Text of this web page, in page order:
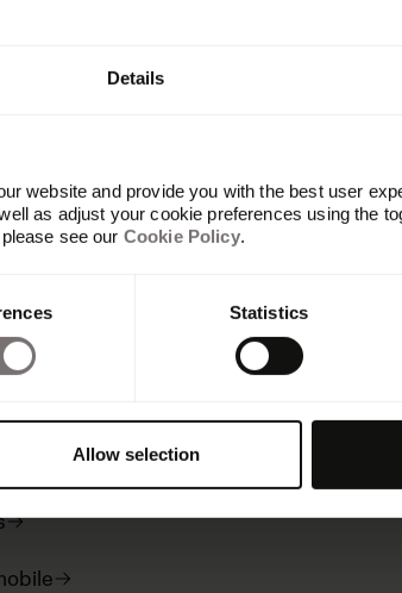
Details
website and provide you with the best user
as adjust your cookie preferences using the
see our Cookie Policy.
Statistics
Allow selection
management